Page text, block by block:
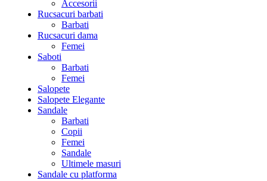
Accesorii
Rucsacuri barbati
Barbati
Rucsacuri dama
Femei
Saboti
Barbati
Femei
Salopete
Salopete Elegante
Sandale
Barbati
Copii
Femei
Sandale
Ultimele masuri
Sandale cu platforma